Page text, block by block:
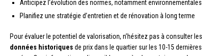
Anticipez l’évolution des normes, notamment environnementales
Planifiez une stratégie d’entretien et de rénovation à long terme
Pour évaluer le potentiel de valorisation, n’hésitez pas à consulter les
données historiques de prix dans le quartier sur les 10-15 dernières